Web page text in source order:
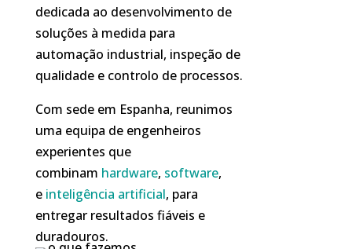
dedicada ao desenvolvimento de
soluções à medida para
automação industrial, inspeção de
qualidade e controlo de processos.
Com sede em Espanha, reunimos
uma equipa de engenheiros
experientes que
combinam hardware, software,
e inteligência artificial, para
entregar resultados fiáveis e
duradouros.